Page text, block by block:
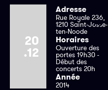
20
.12
Adresse
Rue Royale 236,
1210 Saint-Josse-
ten-Noode
Horaires
Ouverture des
portes 19h30 -
Début des
concerts 20h
Année
2014